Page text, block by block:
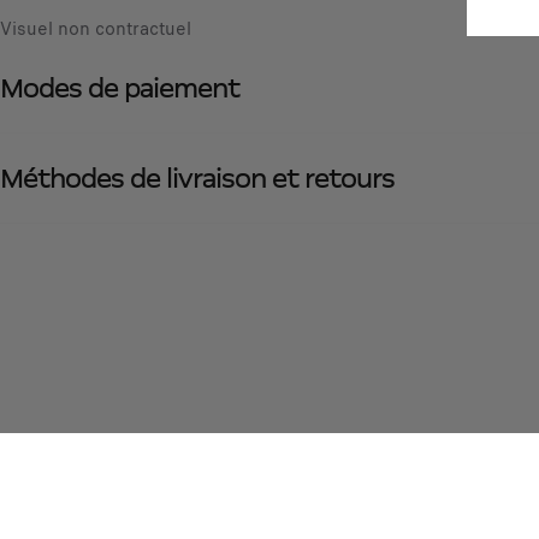
Visuel non contractuel
Modes de paiement
Méthodes de livraison et retours